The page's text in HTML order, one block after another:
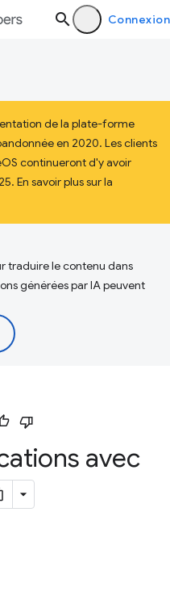
Connexion
de la plate-forme
en 2020. Les clients
continueront d'y avoir
En savoir plus sur la
traduire le contenu dans
générées par IA peuvent
avec